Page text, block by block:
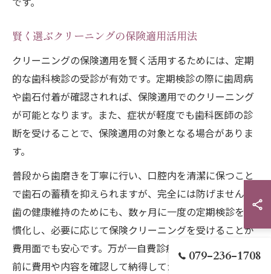
賢く選ぶクリーニングの保険適用活用法
クリーニングの保険適用を賢く活用するためには、定期
的な歯科検診の受診が有効です。定期検診の際に歯周病
や歯石付着が確認されれば、保険適用でのクリーニング
が可能となります。また、症状が軽度でも歯科医師の診
断を受けることで、保険適用の対象となる場合がありま
す。
普段から歯磨きを丁寧に行い、口腔内を清潔に保つこと
で歯石の蓄積を抑えられますが、完全には防げません。
歯の健康維持のためにも、数ヶ月に一度の定期検診を習
慣化し、必要に応じて保険クリーニングを受けることが
費用面でも安心です。万が一自費診療となる場合も、事
前に費用や内容を確認して納得してから施術を受けるよ
079-236-1708